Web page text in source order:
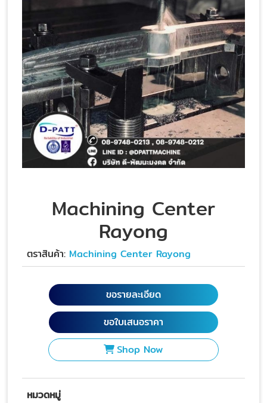
Machining Center
Rayong
ตราสินค้า: Machining Center Rayong
ขอรายละเอียด
ขอใบเสนอราคา
Shop Now
หมวดหมู่